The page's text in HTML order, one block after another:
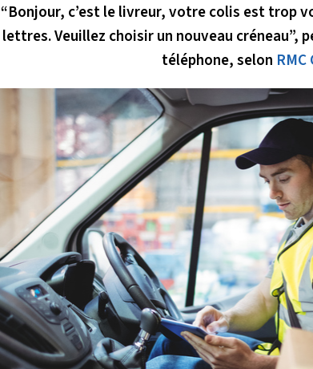
“Bonjour, c’est le livreur, votre colis est trop
lettres. Veuillez choisir un nouveau créneau”,
téléphone, selon RMC